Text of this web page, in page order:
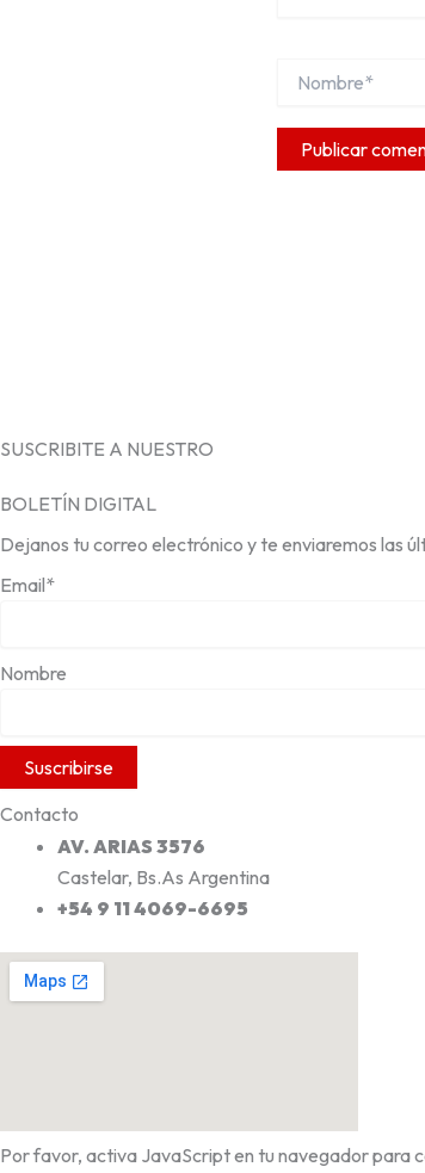
SUSCRIBITE A NUESTRO
BOLETÍN DIGITAL
Dejanos tu correo electrónico y te enviaremos las
Email*
Nombre
Contacto
AV. ARIAS 3576
Castelar, Bs.As Argentina
+54 9 11 4069-6695
Por favor, activa JavaScript en tu navegador para